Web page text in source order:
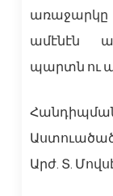
առաջարկը
ամէնէն
պարտն ու
Հանդիպման
Արժ. Տ.